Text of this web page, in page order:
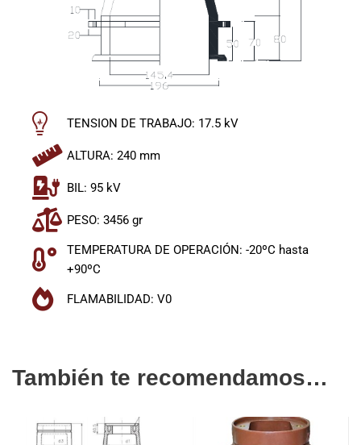
TENSION DE TRABAJO: 17.5 kV
ALTURA: 240 mm
BIL: 95 kV
PESO: 3456 gr
TEMPERATURA DE OPERACIÓN: -20ºC hasta
+90ºC
FLAMABILIDAD: V0
También te recomendamos…